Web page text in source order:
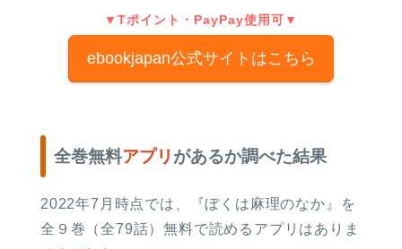
▼Tポイント・PayPay使用可▼
ebookjapan公式サイトはこちら
全巻無料アプリ があるか調べた結果
2022年7月時点では、『ぼくは麻理のなか』を
全９巻（全79話）無料で読めるアプリはありま